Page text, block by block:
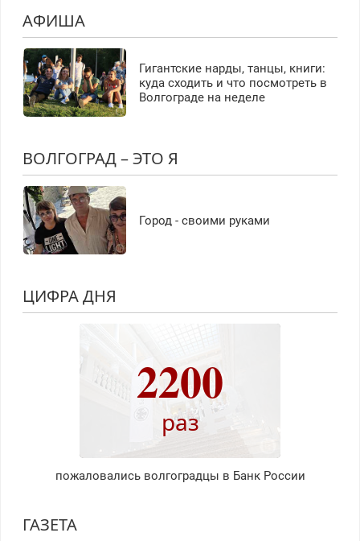
АФИША
Гигантские нарды, танцы, книги:
куда сходить и что посмотреть в
Волгограде на неделе
ВОЛГОГРАД – ЭТО Я
Город - своими руками
ЦИФРА ДНЯ
2200
раз
пожаловались волгоградцы в Банк России
ГАЗЕТА